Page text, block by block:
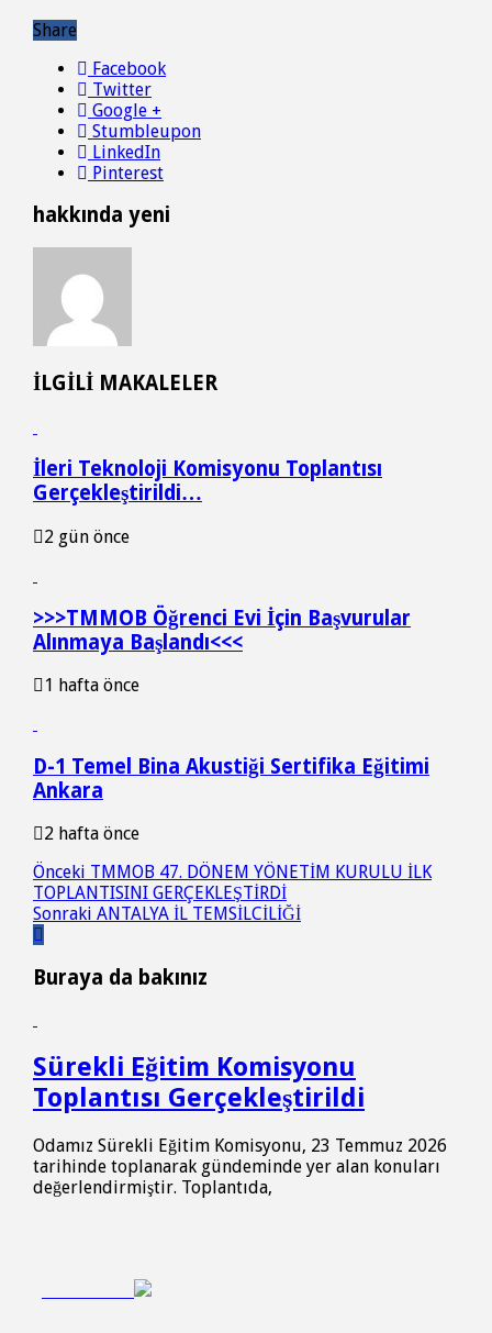
Share
Facebook
Twitter
Google +
Stumbleupon
LinkedIn
Pinterest
hakkında yeni
İLGİLİ MAKALELER
İleri Teknoloji Komisyonu Toplantısı
Gerçekleştirildi…
2 gün önce
>>>TMMOB Öğrenci Evi İçin Başvurular
Alınmaya Başlandı<<<
1 hafta önce
D-1 Temel Bina Akustiği Sertifika Eğitimi
Ankara
2 hafta önce
Önceki TMMOB 47. DÖNEM YÖNETİM KURULU İLK
TOPLANTISINI GERÇEKLEŞTİRDİ
Sonraki ANTALYA İL TEMSİLCİLİĞİ
Buraya da bakınız
Sürekli Eğitim Komisyonu
Toplantısı Gerçekleştirildi
Odamız Sürekli Eğitim Komisyonu, 23 Temmuz 2026
tarihinde toplanarak gündeminde yer alan konuları
değerlendirmiştir. Toplantıda,